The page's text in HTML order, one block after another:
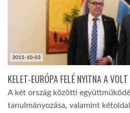
AFRIKA TUDÁSTÁR
2015-10-03
KELET-EURÓPA FELÉ NYITNA A
A két ország közötti
tanulmányozása, valamint